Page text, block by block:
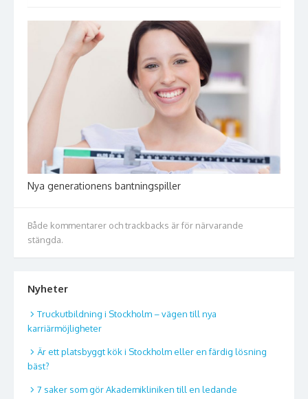
Nya generationens bantningspiller
Både kommentarer och trackbacks är för närvarande
stängda.
Nyheter
Truckutbildning i Stockholm – vägen till nya
karriärmöjligheter
Är ett platsbyggt kök i Stockholm eller en färdig lösning
bäst?
7 saker som gör Akademikliniken till en ledande